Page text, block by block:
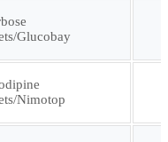
八批
批
Glucobay
Nimotop